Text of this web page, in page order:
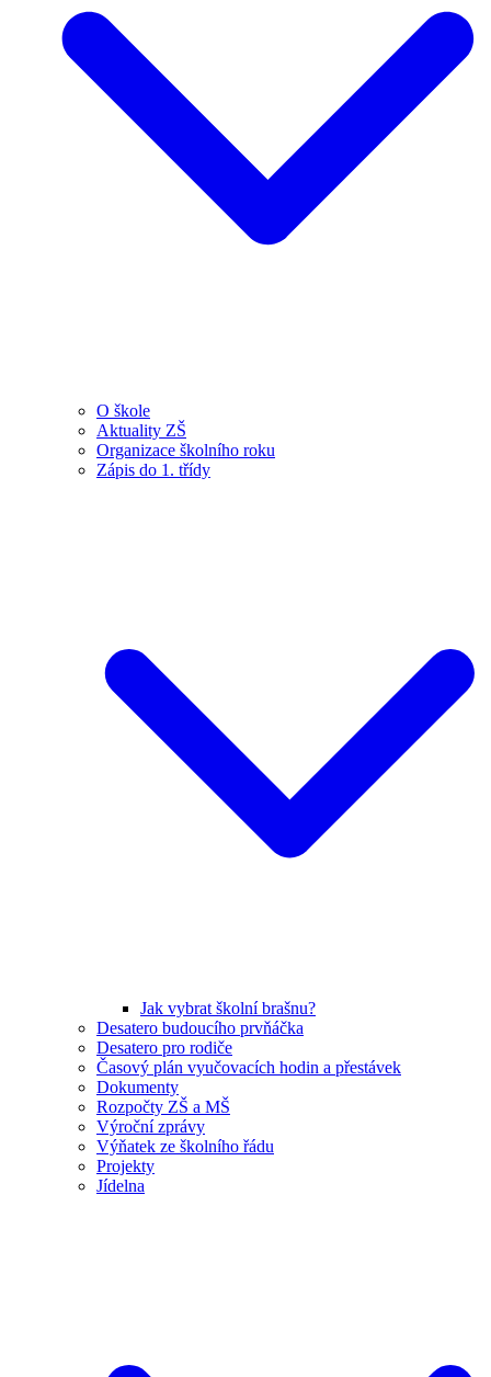
O škole
Aktuality ZŠ
Organizace školního roku
Zápis do 1. třídy
Jak vybrat školní brašnu?
Desatero budoucího prvňáčka
Desatero pro rodiče
Časový plán vyučovacích hodin a přestávek
Dokumenty
Rozpočty ZŠ a MŠ
Výroční zprávy
Výňatek ze školního řádu
Projekty
Jídelna